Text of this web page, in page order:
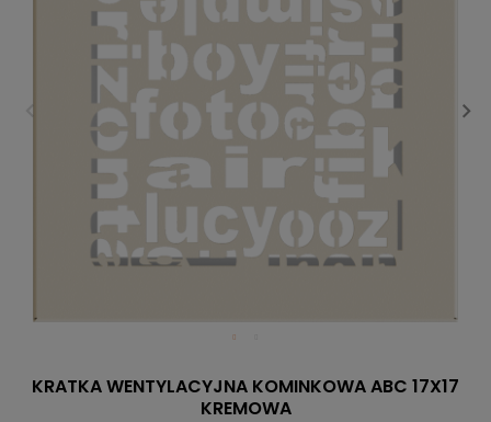
KRATKA WENTYLACYJNA KOMINKOWA ABC 17X17
KREMOWA